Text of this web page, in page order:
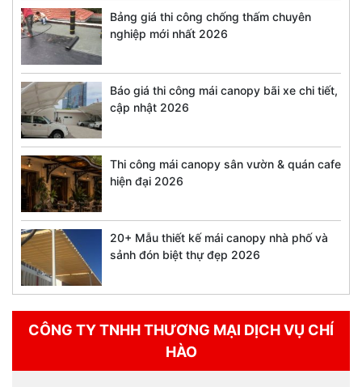
Bảng giá thi công chống thấm chuyên
nghiệp mới nhất 2026
Báo giá thi công mái canopy bãi xe chi tiết,
cập nhật 2026
Thi công mái canopy sân vườn & quán cafe
hiện đại 2026
20+ Mẫu thiết kế mái canopy nhà phố và
sảnh đón biệt thự đẹp 2026
CÔNG TY TNHH THƯƠNG MẠI DỊCH VỤ CHÍ
HÀO